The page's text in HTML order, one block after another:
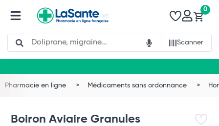
Search
Scanner
0
Pharmacie en ligne Médicaments sans ordonnance
Boiron Aviaire Granules